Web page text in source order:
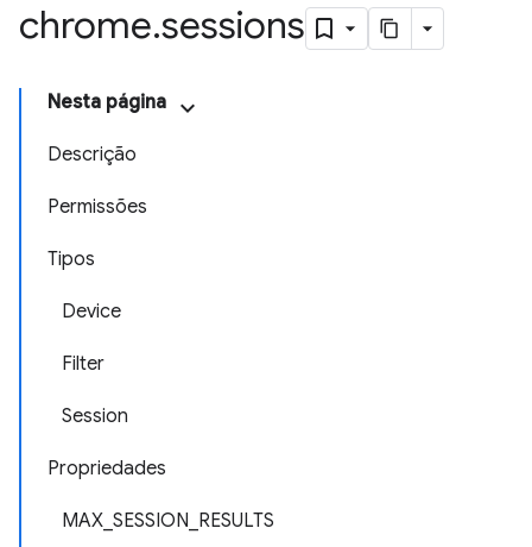
chrome.sessions
Nesta página
Descrição
Permissões
Tipos
Device
Filter
Session
Propriedades
MAX_SESSION_RESULTS